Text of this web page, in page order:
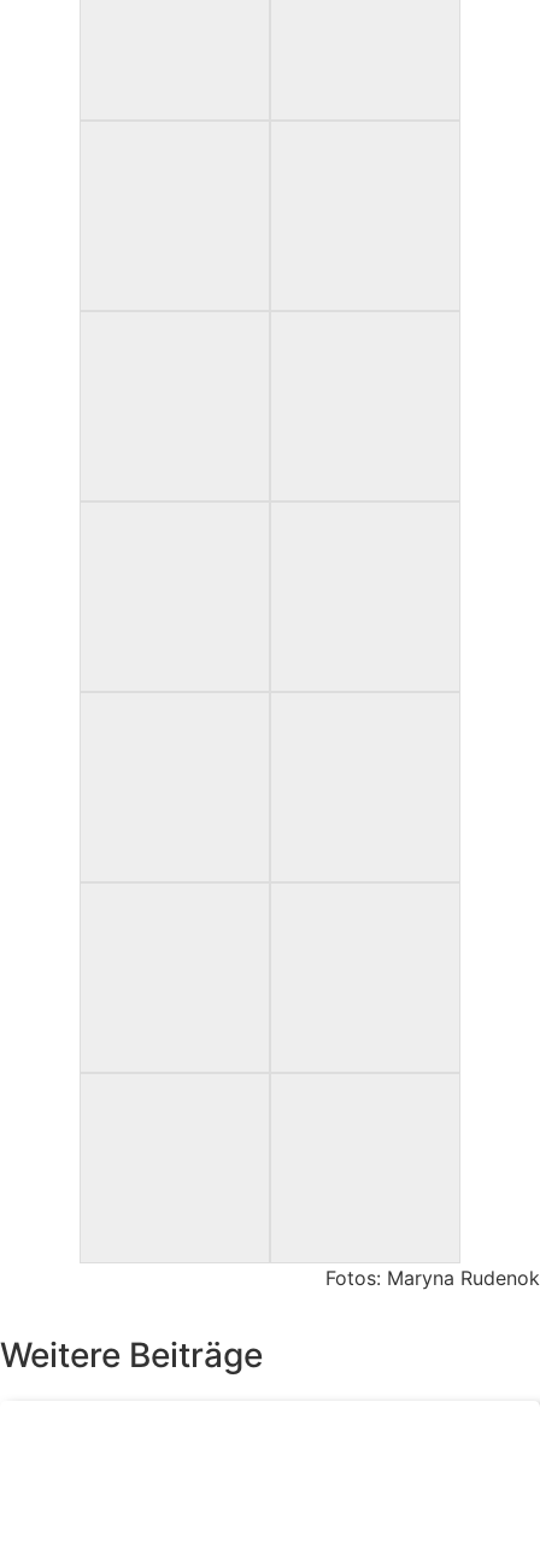
Fotos: Maryna Rudenok
Weitere Beiträge